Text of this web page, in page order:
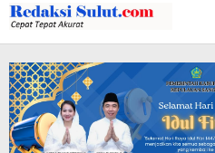
Lewati
ke
konten